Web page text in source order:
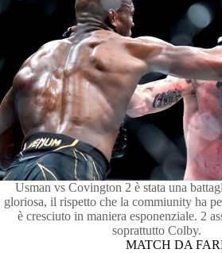
Usman vs Covington 2 è stata una
gloriosa, il rispetto che la commiunity ha
è cresciuto in maniera esponenziale. 2
soprattutto Colby.
MATCH DA